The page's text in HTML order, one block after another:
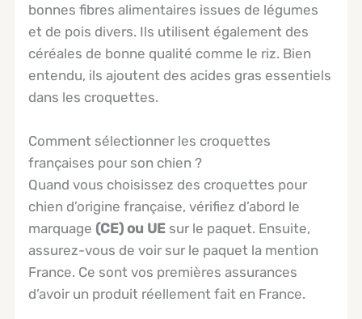
bonnes fibres alimentaires issues de légumes
et de pois divers. Ils utilisent également des
céréales de bonne qualité comme le riz. Bien
entendu, ils ajoutent des acides gras essentiels
dans les croquettes.
Comment sélectionner les croquettes
françaises pour son chien ?
Quand vous choisissez des croquettes pour
chien d’origine française, vérifiez d’abord le
marquage (CE) ou UE sur le paquet. Ensuite,
assurez-vous de voir sur le paquet la mention
France. Ce sont vos premières assurances
d’avoir un produit réellement fait en France.